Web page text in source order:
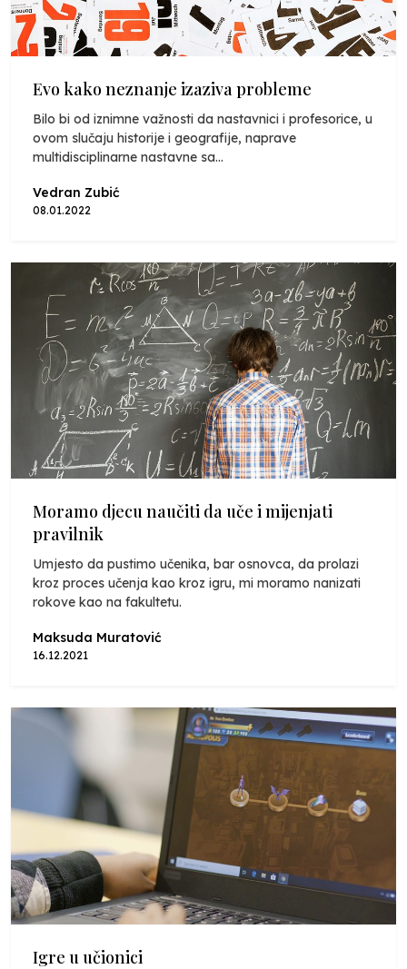
Evo kako neznanje izaziva probleme
Bilo bi od iznimne važnosti da nastavnici i profesorice, u
ovom slučaju historije i geografije, naprave
multidisciplinarne nastavne sa...
Vedran Zubić
08.01.2022
Moramo djecu naučiti da uče i mijenjati
pravilnik
Umjesto da pustimo učenika, bar osnovca, da prolazi
kroz proces učenja kao kroz igru, mi moramo nanizati
rokove kao na fakultetu.
Maksuda Muratović
16.12.2021
Igre u učionici